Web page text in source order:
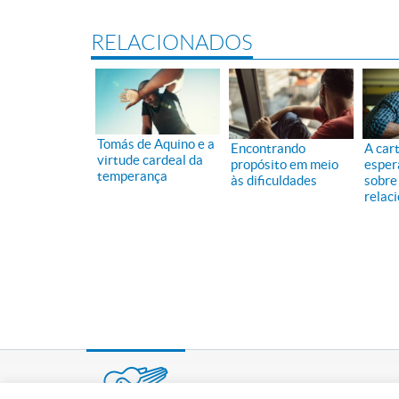
RELACIONADOS
Tomás de Aquino e a
virtude cardeal da
temperança
Encontrando
propósito em meio
às dificuldades
A